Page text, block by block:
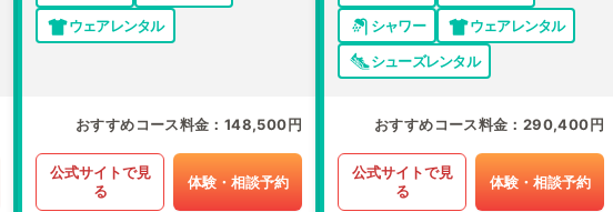
ウェアレンタル
おすすめコース料金 148,500円
公式サイトで見
る
体験・相談予約
シャワー
ウェアレンタル
シューズレンタル
おすすめコース料金 290,400円
公式サイトで見
る
体験・相談予約